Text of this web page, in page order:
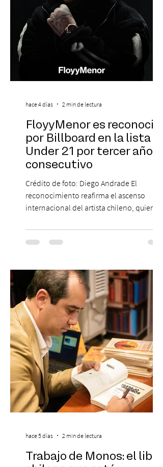
FloyyMenor es reconocido
por Billboard en la lista 21
Under 21 por tercer año
consecutivo
Crédito de foto: Diego Andrade El
reconocimiento reafirma el ascenso
internacional del artista chileno, quien
en la escena global. MIAMI, FL (3 de agosto
de 2026) — FloyyMenor ha sido
Under 21 por tercer año consecutivo,
formando parte una vez más de la
selección anual de la publicación que
destaca a los artistas menores de 21 años
más influyentes de la industria musical.
Este reconocimiento reaf
hace 4 días 2 min de lectura
Trabajo de Monos: el libro
hace 5 días 2 min de lectura